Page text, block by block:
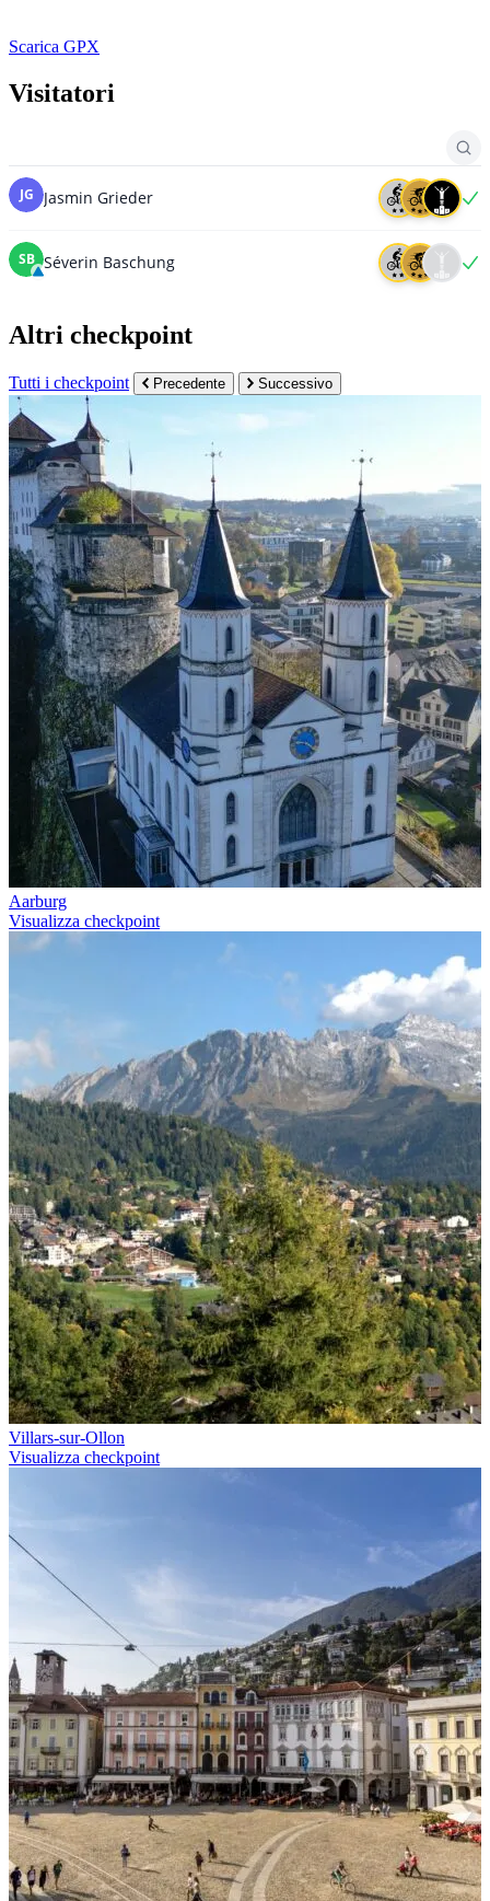
Scarica GPX
Scarica GPX
Visitatori
Altri checkpoint
Tutti i checkpoint Precedente Successivo
Aarburg
Visualizza checkpoint
Villars-sur-Ollon
Visualizza checkpoint